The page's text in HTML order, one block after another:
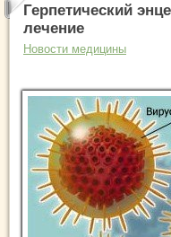
Герпетический
лечение
Новости медицины